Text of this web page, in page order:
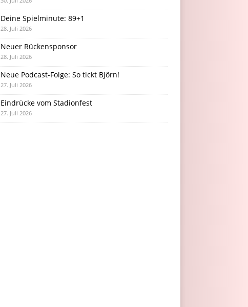
Deine Spielminute: 89+1
28. Juli 2026
Neuer Rückensponsor
28. Juli 2026
Neue Podcast-Folge: So tickt Björn!
27. Juli 2026
Eindrücke vom Stadionfest
27. Juli 2026